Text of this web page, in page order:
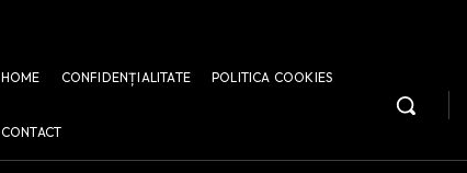
HOME CONFIDENȚIALITATE POLITICA COOKIES
CONTACT